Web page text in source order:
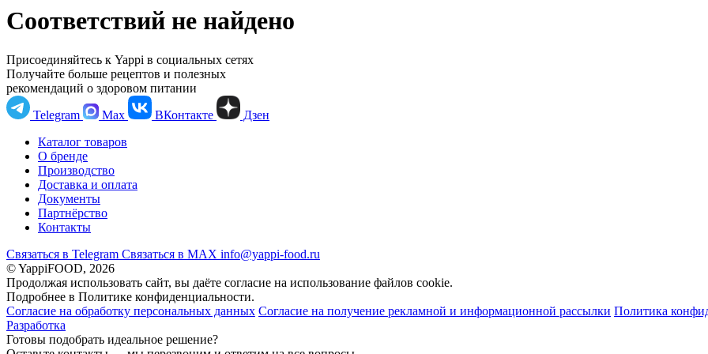
Соответствий не найдено
Присоединяйтесь к Yappi в социальных сетях
Получайте больше рецептов и полезных
рекомендаций о здоровом питании
Telegram
Max ВКонтакте
Дзен
Каталог товаров
О бренде
Производство
Доставка и оплата
Документы
Партнёрство
Контакты
Связаться в Telegram Связаться в МАХ info@yappi-food.ru
© YappiFOOD, 2026
Продолжая использовать сайт, вы даёте согласие на использование файлов cookie.
Подробнее в Политике конфиденциальности.
Согласие на обработку персональных данных Согласие на получение рекламной и информационной рассылки Политика
Разработка
Готовы подобрать идеальное решение?